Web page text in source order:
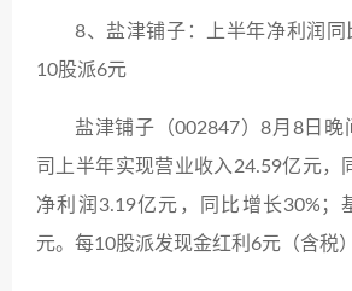
8、盐津铺子：上半年净利润同
10股派6元
盐津铺子（002847）8月8日晚
司上半年实现营业收入24.59亿元，
净利润3.19亿元，同比增长30%；
元。每10股派发现金红利6元（含税